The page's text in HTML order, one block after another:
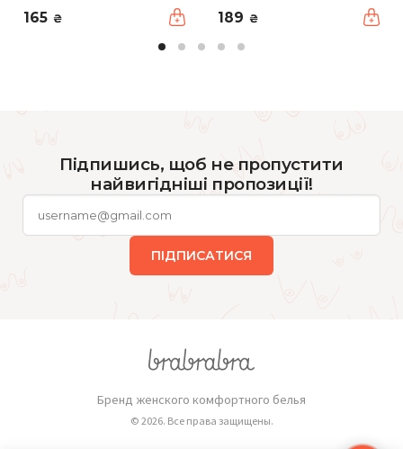
165 ₴ 189 ₴
Підпишись, щоб не пропустити
найвигідніші пропозиції!
ПІДПИСАТИСЯ
Бренд женского комфортного белья
© 2026. Все права защищены.